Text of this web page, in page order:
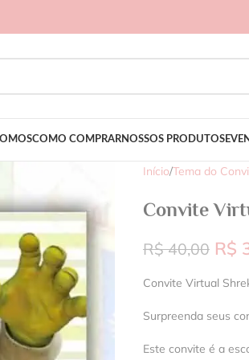
COMO COMPRARNOSSOS PRODUTOS
Início/Tema do
Convite
R$40,00 R$
Convite Virtual
Surpreenda seus
Este convite é a